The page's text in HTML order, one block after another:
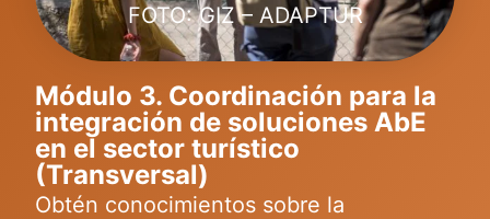
FOTO: GIZ – ADAPTUR
Módulo 3. Coordinación para la
integración de soluciones AbE
en el sector turístico
(Transversal)
Obtén conocimientos sobre la